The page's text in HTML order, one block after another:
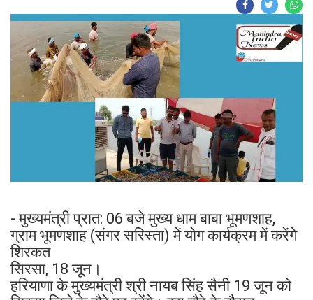
- मुख्यमंत्री प्रात: 06 बजे मुख्य धाम बाबा भूमणशाह,
ग्राम भूमणशाह (संगर सरिस्ता) में योग कार्यक्रम में करेंगे
शिरकत
सिरसा, 18 जून।
हरियाणा के मुख्यमंत्री श्री नायब सिंह सैनी 19 जून को